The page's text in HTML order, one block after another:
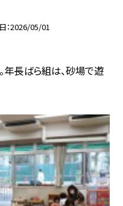
2026/05/01
年長ばら組は、砂場で遊